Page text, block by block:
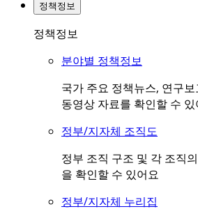
정책정보
정책정보
분야별 정책정보
국가 주요 정책뉴스, 연구
동영상 자료를 확인할 수 있
정부/지자체 조직도
정부 조직 구조 및 각 조직
을 확인할 수 있어요
정부/지자체 누리집